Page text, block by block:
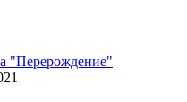
"Перерождение"